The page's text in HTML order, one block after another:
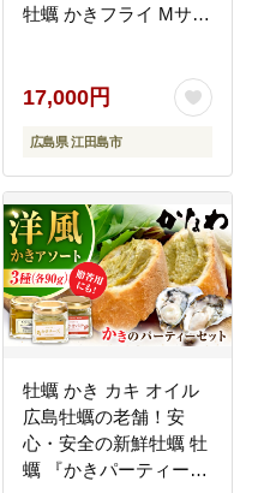
牡蠣 かきフライ Mサイ
海鮮 海産物 広島県産
江田島市/株式会社かな
わ [XBP032] 牡蠣
17,000円
広島県 江田島市
牡蠣 かき カキ オイル
広島牡蠣の老舗！安
心・安全の新鮮牡蠣 牡
蠣 『かきパーティーセ